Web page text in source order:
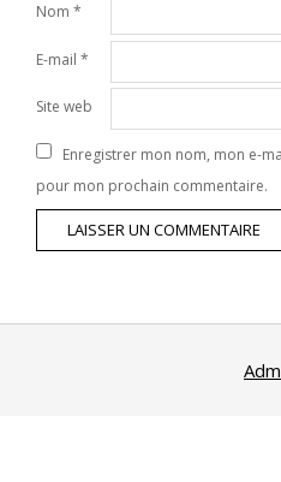
Nom *
E-mail *
Site web
Enregistrer mon nom, mon e-
pour mon prochain commentaire.